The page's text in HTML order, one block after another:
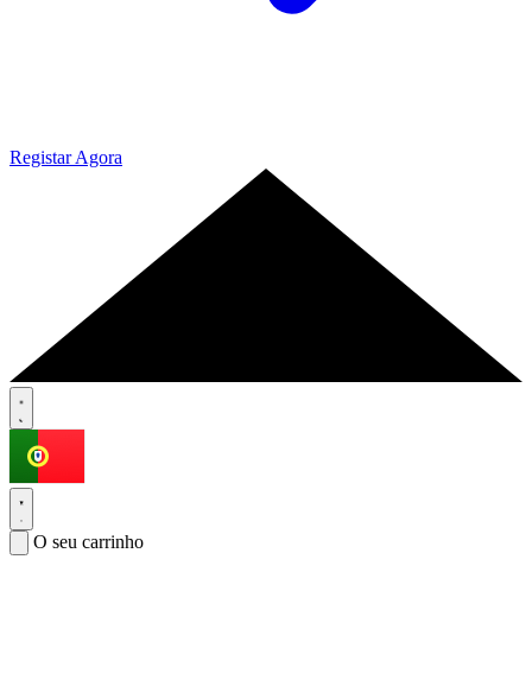
Registar Agora
O seu carrinho